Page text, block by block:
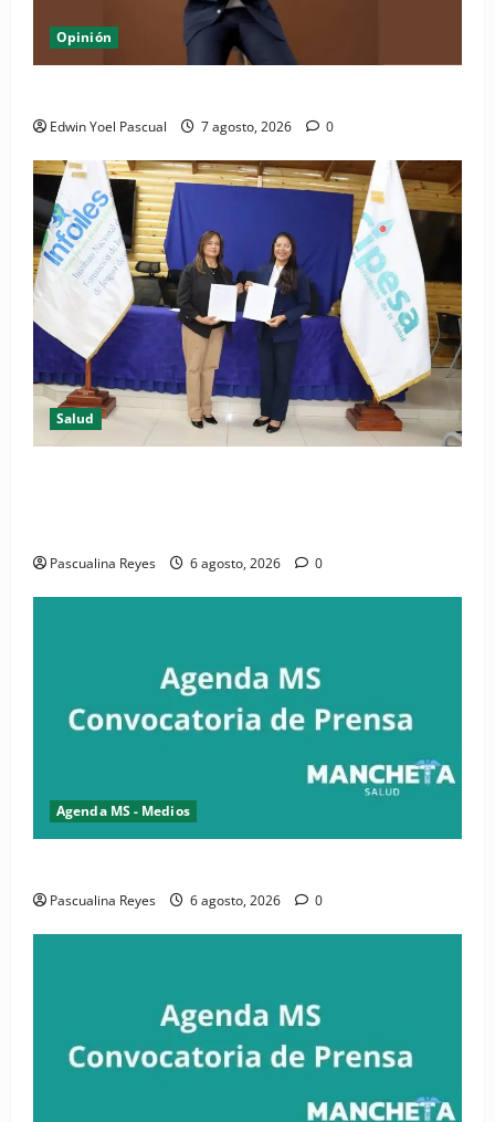
Opinión
Edwin Yoel Pascual 7 agosto, 2026 0
Salud
Pascualina Reyes 6 agosto, 2026 0
Agenda MS - Medios
Pascualina Reyes 6 agosto, 2026 0